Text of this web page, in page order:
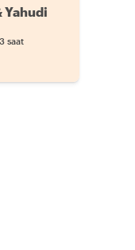
Yahudi
3 saat